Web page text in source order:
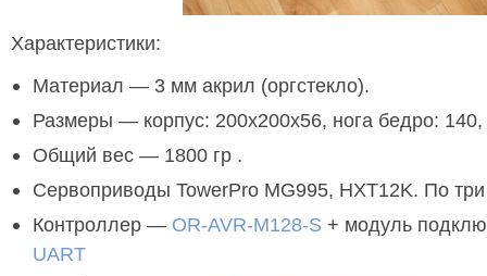
Характеристики:
Материал — 3 мм акрил (оргстекло).
Размеры — корпус: 200х200х56, нога бедро:
Общий вес — 1800 гр .
Сервоприводы TowerPro MG995, HXT12K. По
Контроллер — OR-AVR-M128-S + модуль
UART